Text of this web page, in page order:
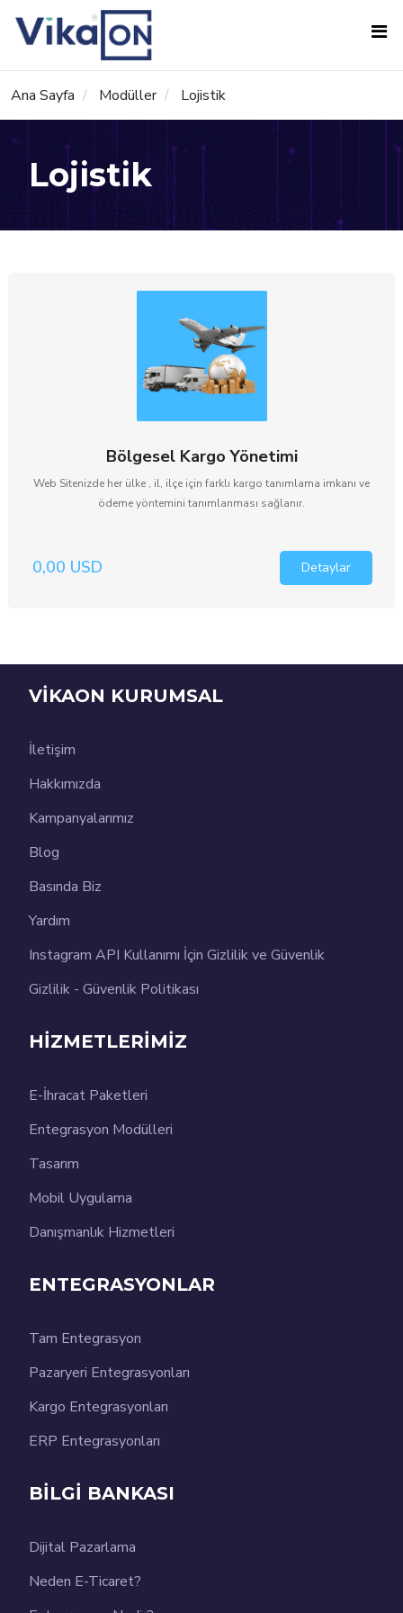
Ana Sayfa Modüller Lojistik
Lojistik
Bölgesel Kargo Yönetimi
Web Sitenizde her ülke , il, ilçe için farklı kargo tanımlama imkanı ve
ödeme yöntemini tanımlanması sağlanır.
0,00 USD Detaylar
VİKAON KURUMSAL
İletişim
Hakkımızda
Kampanyalarımız
Blog
Basında Biz
Yardım
Instagram API Kullanımı İçin Gizlilik ve Güvenlik
Gizlilik - Güvenlik Politikası
HİZMETLERİMİZ
E-İhracat Paketleri
Entegrasyon Modülleri
Tasarım
Mobil Uygulama
Danışmanlık Hizmetleri
ENTEGRASYONLAR
Tam Entegrasyon
Pazaryeri Entegrasyonları
Kargo Entegrasyonları
ERP Entegrasyonları
BİLGİ BANKASI
Dijital Pazarlama
Neden E-Ticaret?